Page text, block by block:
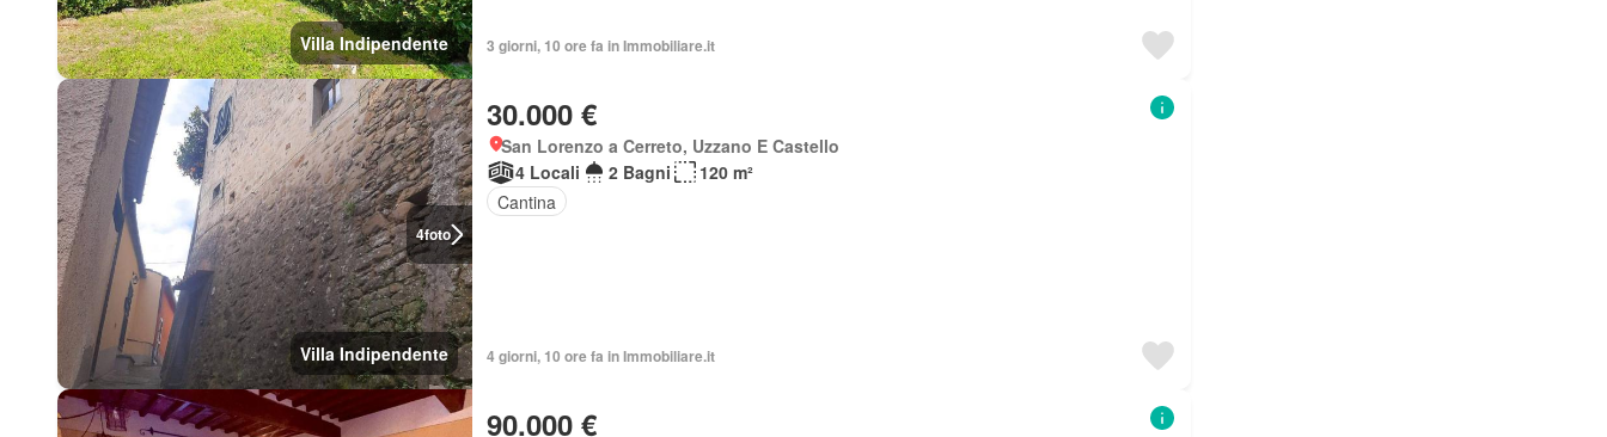
Villa Indipendente 3 giorni, 10 ore fa in Immobiliare.it
4foto
Villa Indipendente
30.000 €
San Lorenzo a Cerreto, Uzzano E Castello
4 Locali
2 Bagni
120 m²
Cantina
4 giorni, 10 ore fa in Immobiliare.it
90.000 €